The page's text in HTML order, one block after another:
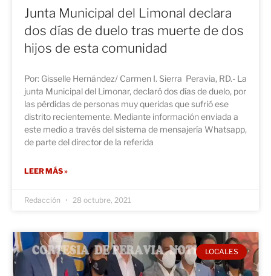
Junta Municipal del Limonal declara
dos días de duelo tras muerte de dos
hijos de esta comunidad
Por: Gisselle Hernández/ Carmen I. Sierra Peravia, RD.- La
junta Municipal del Limonar, declaró dos días de duelo, por
las pérdidas de personas muy queridas que sufrió ese
distrito recientemente. Mediante información enviada a
este medio a través del sistema de mensajería Whatsapp,
de parte del director de la referida
LEER MÁS »
Redacción 28 octubre, 2021
LOCALES